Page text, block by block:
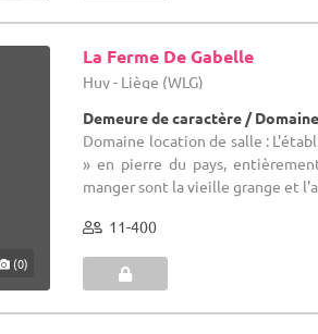
(0)
La Ferme De Gabelle
Huy - Liège (WLG)
Demeure de caractère / Domaine
Domaine location de salle :
» en pierre du pays,
manger sont la vieille grange et
11-400